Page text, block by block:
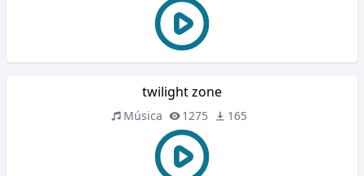
twilight zone
Música 1275 165